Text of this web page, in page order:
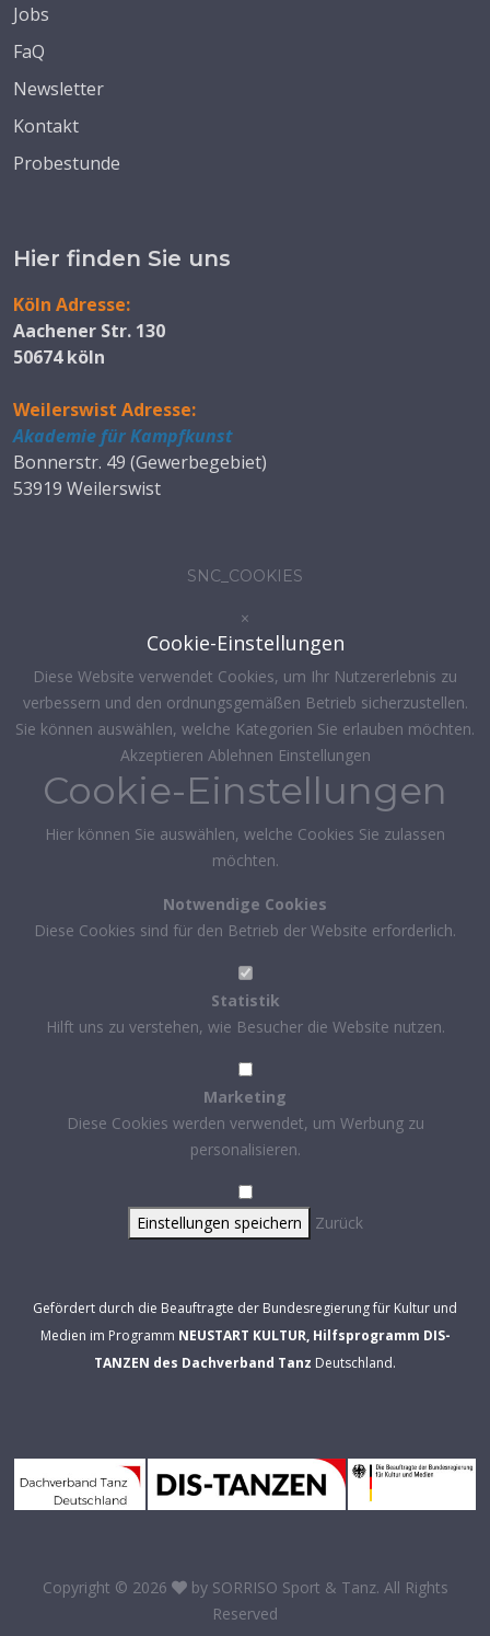
Jobs
FaQ
Newsletter
Kontakt
Probestunde
Hier finden Sie uns
Köln Adresse:
Aachener Str. 130
50674 köln
Weilerswist Adresse:
Akademie für Kampfkunst
Bonnerstr. 49 (Gewerbegebiet)
53919 Weilerswist
SNC_COOKIES
×
Cookie-Einstellungen
Diese Website verwendet Cookies, um Ihr Nutzererlebnis zu
verbessern und den ordnungsgemäßen Betrieb sicherzustellen.
Sie können auswählen, welche Kategorien Sie erlauben möchten.
Akzeptieren Ablehnen Einstellungen
Cookie-Einstellungen
Hier können Sie auswählen, welche Cookies Sie zulassen
möchten.
Notwendige Cookies
Diese Cookies sind für den Betrieb der Website erforderlich.
Statistik
Hilft uns zu verstehen, wie Besucher die Website nutzen.
Marketing
Diese Cookies werden verwendet, um Werbung zu
personalisieren.
Einstellungen speichern Zurück
Gefördert durch die Beauftragte der Bundesregierung für Kultur und
Medien im Programm NEUSTART KULTUR, Hilfsprogramm DIS-
TANZEN des Dachverband Tanz Deutschland.
Copyright © 2026 by SORRISO Sport & Tanz. All Rights
Reserved